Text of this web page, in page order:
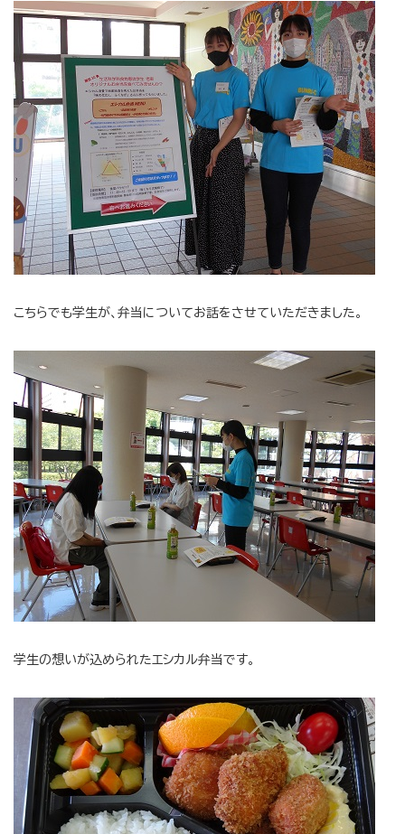
こちらでも学生が、弁当についてお話をさせていただきました。
学生の想いが込められたエシカル弁当です。